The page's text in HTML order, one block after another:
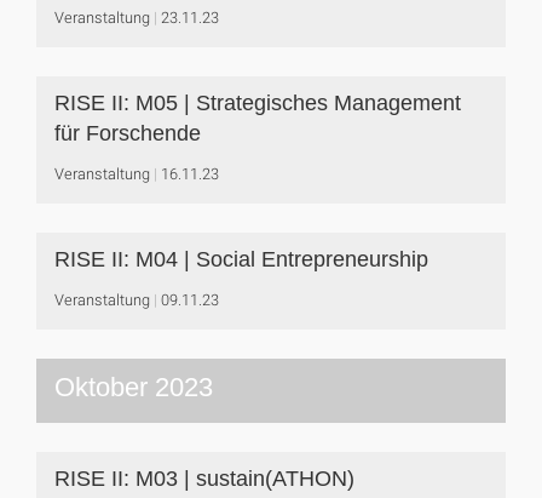
Veranstaltung 23.11.23
RISE II: M05 | Strategisches Management
für Forschende
Veranstaltung 16.11.23
RISE II: M04 | Social Entrepreneurship
Veranstaltung 09.11.23
Oktober 2023
RISE II: M03 | sustain(ATHON)